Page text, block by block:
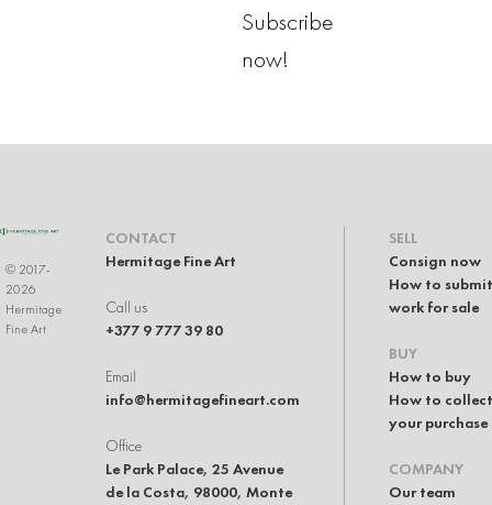
Subscribe
now!
© 2017-
2026
Hermitage
Fine Art
CONTACT
Hermitage Fine Art
Call us
+377 9 777 39 80
Email
info@hermitagefineart.com
Office
Le Park Palace, 25 Avenue
de la Costa, 98000, Monte
SELL
Consign now
How to
work for sale
BUY
How to buy
How to collect
your purchase
COMPANY
Our team